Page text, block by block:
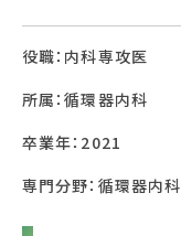
役職：内科専攻医
所属：循環器内科
卒業年：2021
専門分野：循環器内科